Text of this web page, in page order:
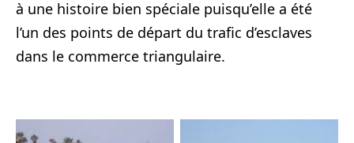
à une histoire bien spéciale puisqu’elle a été
l’un des points de départ du trafic d’esclaves
dans le commerce triangulaire.